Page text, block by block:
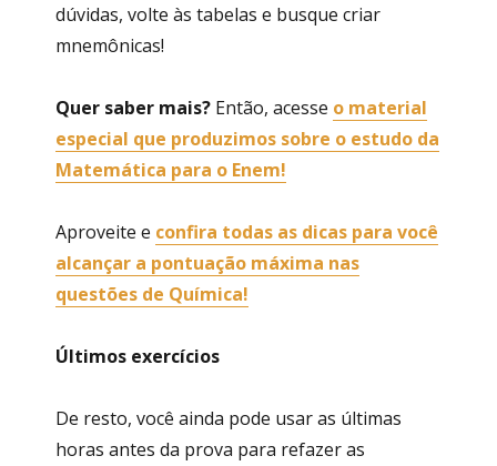
dúvidas, volte às tabelas e busque criar
mnemônicas!
Quer saber mais? Então, acesse o material
especial que produzimos sobre o estudo da
Matemática para o Enem!
Aproveite e confira todas as dicas para você
alcançar a pontuação máxima nas
questões de Química!
Últimos exercícios
De resto, você ainda pode usar as últimas
horas antes da prova para refazer as